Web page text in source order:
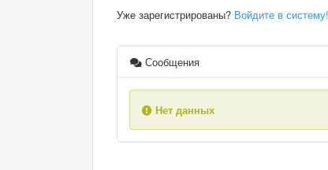
Уже зарегистрированы? Войдите в систему!
Сообщения
Нет данных